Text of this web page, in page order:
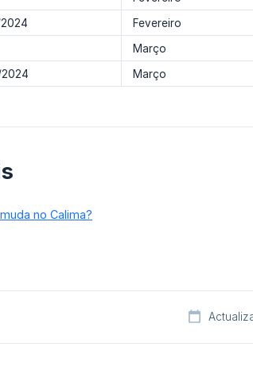
Fevereiro
Março
Março
no Calima?